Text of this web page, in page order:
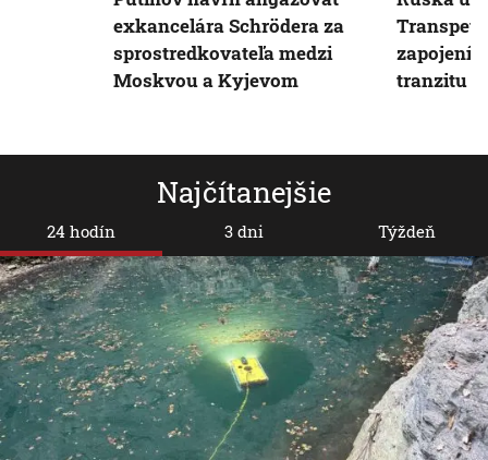
Najčítanejšie
24 hodín 3 dni Týždeň
exkancelára Schrödera za
sprostredkovateľa medzi
Moskvou a Kyjevom
zapojení
tranzitu